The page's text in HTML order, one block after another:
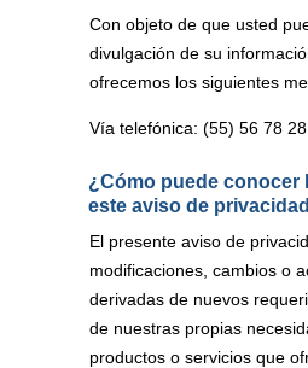
Con objeto de que usted
divulgación de su
ofrecemos los siguientes
Vía telefónica: (55) 56 78 28
¿Cómo puede conocer
este aviso de
El presente aviso de
modificaciones, cambios o
derivadas de nuevos
de nuestras propias
productos o servicios que